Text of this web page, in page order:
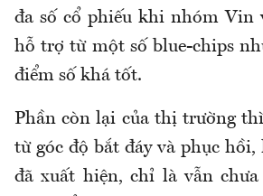
đa số cổ phiếu khi nhóm Vin
hỗ trợ từ một số blue-chips
điểm số khá tốt.
Phần còn lại của thị trường
từ góc độ bắt đáy và phục
đã xuất hiện, chỉ là vẫn